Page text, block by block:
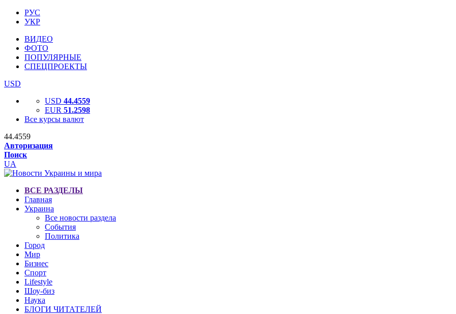
РУС
УКР
ВИДЕО
ФОТО
ПОПУЛЯРНЫЕ
СПЕЦПРОЕКТЫ
USD
USD 44.4559
EUR 51.2598
Все курсы валют
44.4559
Авторизация
Поиск
UA
ВСЕ РАЗДЕЛЫ
Главная
Украина
Все новости раздела
События
Политика
Город
Мир
Бизнес
Спорт
Lifestyle
Шоу-биз
Наука
БЛОГИ ЧИТАТЕЛЕЙ